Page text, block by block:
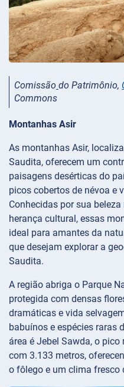
Comissão do Patrimônio,
Commons
Montanhas Asir
As montanhas Asir,
Saudita, oferecem um
paisagens desérticas do
picos cobertos de névoa e
Conhecidas por sua
herança cultural, essas
ideal para amantes da
que desejam explorar a
Saudita.
A região abriga o Parque
protegida com densas
dramáticas e vida
babuínos e espécies raras
área é Jebel Sawda, o
com 3.133 metros,
o fôlego e um clima fresco